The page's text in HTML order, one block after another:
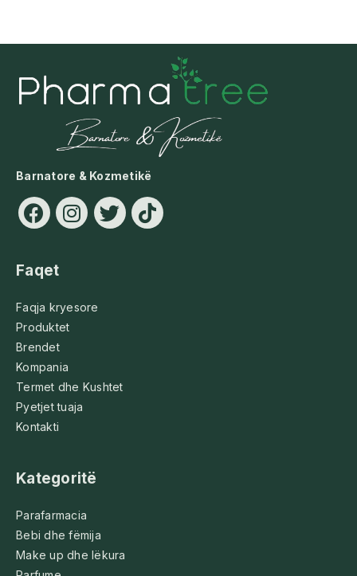
Barnatore & Kozmetikë
Faqet
Faqja kryesore
Produktet
Brendet
Kompania
Termet dhe Kushtet
Pyetjet tuaja
Kontakti
Kategoritë
Parafarmacia
Bebi dhe fëmija
Make up dhe lëkura